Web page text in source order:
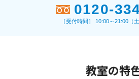
0120-
［受付時間］ 10:00～21:00（
教室の特